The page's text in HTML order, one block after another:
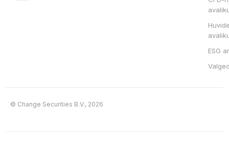
ESG
© Change Securities B.V., 2026